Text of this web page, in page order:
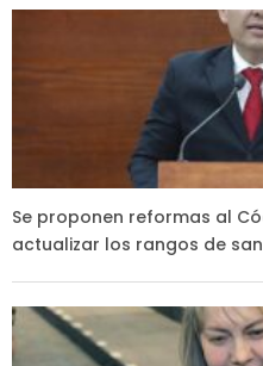
Se proponen reformas al
actualizar los rangos de